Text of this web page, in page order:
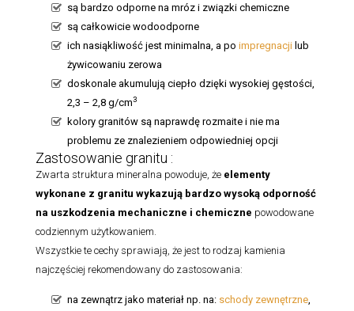
są bardzo odporne na mróz i związki chemiczne
są całkowicie wodoodporne
ich nasiąkliwość jest minimalna, a po impregnacji lub
żywicowaniu zerowa
doskonale akumulują ciepło dzięki wysokiej gęstości,
2,3 – 2,8 g/cm3
kolory granitów są naprawdę rozmaite i nie ma
problemu ze znalezieniem odpowiedniej opcji
Zastosowanie granitu :
Zwarta struktura mineralna powoduje, że elementy
wykonane z granitu wykazują bardzo wysoką odporność
na uszkodzenia mechaniczne i chemiczne powodowane
codziennym użytkowaniem.
Wszystkie te cechy sprawiają, że jest to rodzaj kamienia
najczęściej rekomendowany do zastosowania:
na zewnątrz jako materiał np. na: schody zewnętrzne